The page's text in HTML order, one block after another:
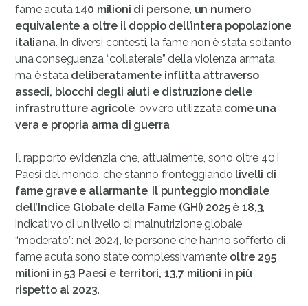
fame acuta140 milioni di persone, un numero
equivalente a oltre il doppio dell’intera popolazione
italiana. In diversi contesti, la fame non è stata soltanto
una conseguenza “collaterale” della violenza armata,
ma è stata deliberatamente inflitta attraverso
assedi, blocchi degli aiuti e distruzione delle
infrastrutture agricole, ovvero utilizzata come una
vera e propria arma di guerra.
Il rapporto evidenzia che, attualmente, sono oltre 40 i
Paesi del mondo, che stanno fronteggiando livelli di
fame grave e allarmante. Il punteggio mondiale
dell’Indice Globale della Fame (GHI) 2025 è 18,3
indicativo di un livello di malnutrizione globale
“moderato”: nel 2024, le persone che hanno sofferto di
fame acuta sono state complessivamente oltre 295
milioni in 53 Paesi e territori, 13,7 milioni in più
rispetto al 2023.